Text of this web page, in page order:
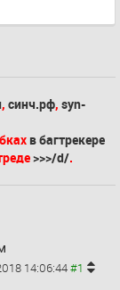
, синч.рф, syn-
в багтрекере
>>>/d/.
14:06:44